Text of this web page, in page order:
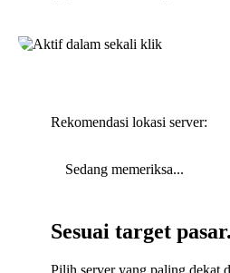
Rekomendasi lokasi server:
Sedang memeriksa...
Sesuai target
Pilih server yang paling dekat